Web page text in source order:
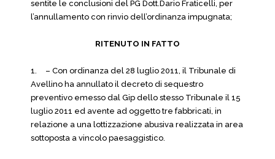
sentite le conclusioni del PG Dott.Dario Fraticelli, per
l’annullamento con rinvio dell’ordinanza impugnata;
RITENUTO IN FATTO
1.
– Con ordinanza del 28 luglio 2011, il Tribunale di
Avellino ha annullato il decreto di sequestro
preventivo emesso dal Gip dello stesso Tribunale il 15
luglio 2011 ed avente ad oggetto tre fabbricati, in
relazione a una lottizzazione abusiva realizzata in area
sottoposta a vincolo paesaggistico.